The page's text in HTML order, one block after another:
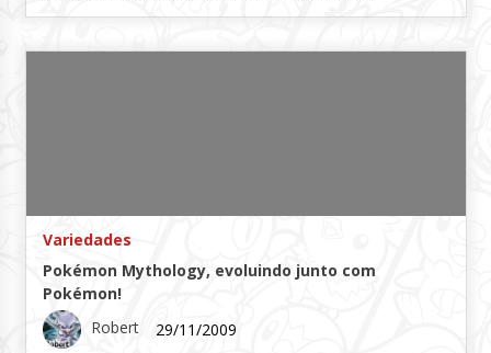
Variedades
Pokémon Mythology, evoluindo junto com
Pokémon!
Robert
29/11/2009